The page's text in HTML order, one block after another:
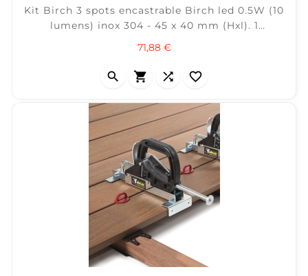
Kit Birch 3 spots encastrable Birch led 0.5W (10
lumens) inox 304 - 45 x 40 mm (Hxl). 1
&amp; Play 12v Garden Lights
71,88 €Prix
   